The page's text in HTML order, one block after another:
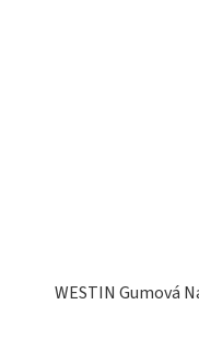
WESTIN Gumová